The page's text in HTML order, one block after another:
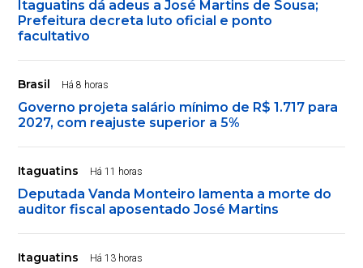
Itaguatins dá adeus a José Martins de Sousa;
Prefeitura decreta luto oficial e ponto
facultativo
Brasil Há 8 horas
Governo projeta salário mínimo de R$ 1.717 para
2027, com reajuste superior a 5%
Itaguatins Há 11 horas
Deputada Vanda Monteiro lamenta a morte do
auditor fiscal aposentado José Martins
Itaguatins Há 13 horas